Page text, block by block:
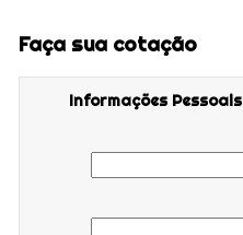
Faça sua cotação
Informações Pessoais